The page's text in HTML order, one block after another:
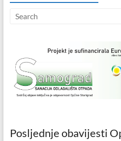
Posljednje obavijesti